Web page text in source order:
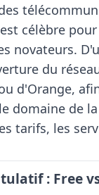
célèbre
novateurs.
du
d'Orange,
domaine de
tarifs, les
: Free